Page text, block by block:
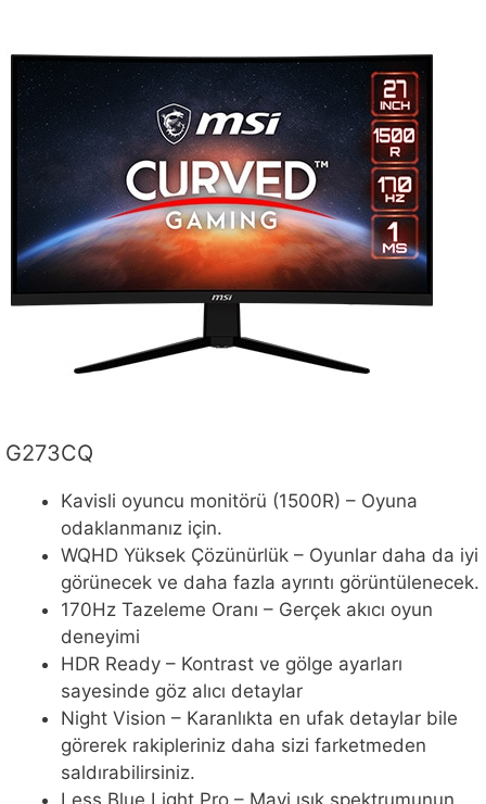
G273CQ
Kavisli oyuncu monitörü (1500R) – Oyuna
odaklanmanız için.
WQHD Yüksek Çözünürlük – Oyunlar daha da iyi
görünecek ve daha fazla ayrıntı görüntülenecek.
170Hz Tazeleme Oranı – Gerçek akıcı oyun
deneyimi
HDR Ready – Kontrast ve gölge ayarları
sayesinde göz alıcı detaylar
Night Vision – Karanlıkta en ufak detaylar bile
görerek rakipleriniz daha sizi farketmeden
saldırabilirsiniz.
Less Blue Light Pro – Mavi ışık spektrumunun